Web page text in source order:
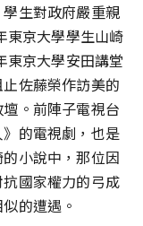
生對政府嚴重親
東京大學學生山崎
東京大學安田講堂
佐藤榮作訪美的
。前陣子電視台
的電視劇，也是
小說中，那位因
國家權力的弓成
的遭遇。